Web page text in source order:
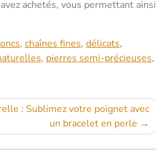
achetés, vous permettant ainsi
, chaînes fines, délicats,
, pierres semi-précieuses,
: Sublimez votre poignet avec
un bracelet en perle